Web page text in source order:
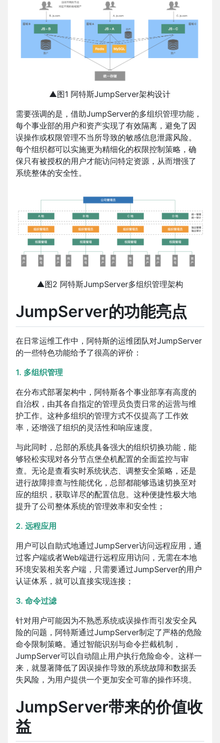
▲图1 阿特斯JumpServer架构设计
需要强调的是，借助JumpServer的多组织管理功能，
每个事业部的用户和资产实现了有效隔离，避免了因
误操作或权限管理不当所导致的敏感信息泄露风险。
每个组织都可以实施更为精细化的权限控制策略，确
保只有被授权的用户才能访问特定资源，从而增强了
系统整体的安全性。
▲图2 阿特斯JumpServer多组织管理架构
JumpServer的功能亮点
在日常运维工作中，阿特斯的运维团队对JumpServer
的一些特色功能给予了很高的评价：
1. 多组织管理
在分布式部署架构中，阿特斯各个事业部享有高度的
自治权，由其各自指定的管理员负责日常的运营与维
护工作。这种多组织的管理方式不仅提高了工作效
率，还增强了组织的灵活性和响应速度。
与此同时，总部的系统具备强大的组织切换功能，能
够轻松实现对各分节点堡垒机配置的全面监控与审
查。无论是查看实时系统状态、调整安全策略，还是
进行故障排查与性能优化，总部都能够迅速切换至对
应的组织，获取详尽的配置信息。这种便捷性极大地
提升了公司整体系统的管理效率和安全性；
2. 远程应用
用户可以自助式地通过JumpServer访问远程应用，通
过客户端或者Web端进行远程应用访问，无需在本地
环境安装相关客户端，只需要通过JumpServer的用户
认证体系，就可以直接实现连接；
3. 命令过滤
针对用户可能因为不熟悉系统或误操作而引发安全风
险的问题，阿特斯通过JumpServer制定了严格的危险
命令限制策略。通过智能识别与命令拦截机制，
JumpServer可以自动阻止用户执行危险命令。这样一
来，就显著降低了因误操作导致的系统故障和数据丢
失风险，为用户提供一个更加安全可靠的操作环境。
JumpServer带来的价值收
益